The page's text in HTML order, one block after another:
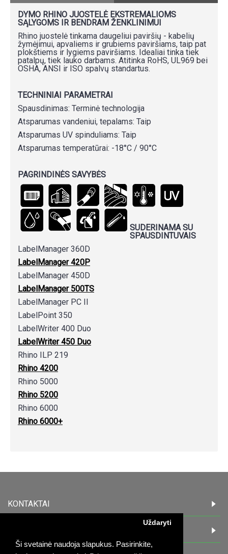
Ši svetainė naudoja slapukus. Pasirinkite,
Uždaryti
DYMO RHINO JUOSTELĖ EKSTREMALIOMS
SĄLYGOMS IR BENDRAM ŽENKLINIMUI
Rhino juostelė tinkama daugeliui paviršių - kabelių
žymėjimui, apvaliems ir grubiems paviršiams, taip pat
plokštiems ir lygiems paviršiams. Idealiai tinka tiek
patalpų, tiek lauko darbams. Atitinka RoHS, UL969 bei
OSHA, ANSI ir ISO spalvų standartus.
TECHNINIAI PARAMETRAI
Spausdinimas: Terminė technologija
Atsparumas vandeniui, tepalams: Taip
Atsparumas UV spinduliams: Taip
Atsparumas temperatūrai: -18°C / 90°C
PAGRINDINĖS SAVYBĖS
SUDERINAMA SU
SPAUSDINTUVAIS
LabelManager 360D
LabelManager 420P
LabelManager 450D
LabelManager 500TS
LabelManager PC II
LabelPoint 350
LabelWriter 400 Duo
LabelWriter 450 Duo
Rhino ILP 219
Rhino 4200
Rhino 5000
Rhino 5200
Rhino 6000
Rhino 6000+
KONTAKTAI